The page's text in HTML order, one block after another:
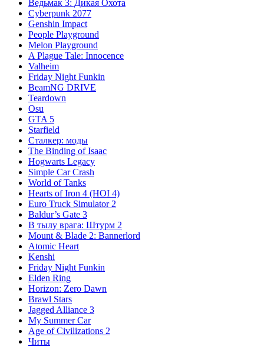
Ведьмак 3: Дикая Охота
Cyberpunk 2077
Genshin Impact
People Playground
Melon Playground
A Plague Tale: Innocence
Valheim
Friday Night Funkin
BeamNG DRIVE
Teardown
Osu
GTA 5
Starfield
Сталкер: моды
The Binding of Isaac
Hogwarts Legacy
Simple Car Crash
World of Tanks
Hearts of Iron 4 (HOI 4)
Euro Truck Simulator 2
Baldur’s Gate 3
В тылу врага: Штурм 2
Mount & Blade 2: Bannerlord
Atomic Heart
Kenshi
Friday Night Funkin
Elden Ring
Horizon: Zero Dawn
Brawl Stars
Jagged Alliance 3
My Summer Car
Age of Civilizations 2
Читы